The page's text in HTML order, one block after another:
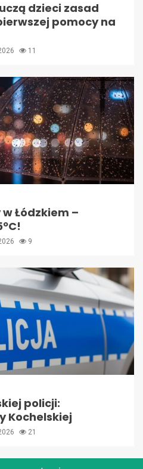
dzieci zasad
pomocy na
11
Łódzkiem –
9
policji:
Kochelskiej
21